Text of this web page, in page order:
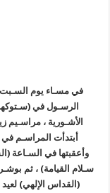
الرسـول في
الأشـورية ، مراسـيم
أبتدأت المراسـم
وأعقبتها في السـاعة
سـلام القيامة) ، ثم
(القداس الإلهي)